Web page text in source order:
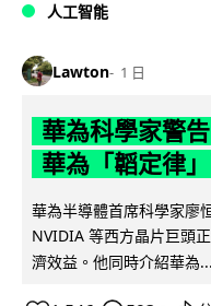
人工智能
Lawton 1 日
華為科學家警
華為「韜定律
華為半導體首席科學家廖
NVIDIA 等西方晶片巨頭
濟效益。他同時介紹華為...